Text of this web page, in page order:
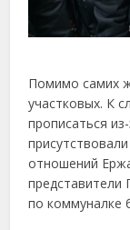
Помимо самих
участковых. К
прописаться
отношений
представители
по коммуналке